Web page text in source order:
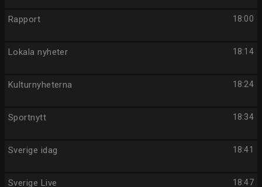
18:00
Rapport
18:14
Lokala nyheter
18:24
Kulturnyheterna
18:34
Sportnytt
18:41
Sverige idag
18:47
Sverige Live